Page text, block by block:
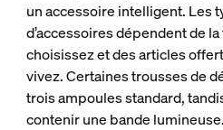
un accessoire intelligent. Les
d’accessoires dépendent de
choisissez et des articles
vivez. Certaines trousses de
trois ampoules standard,
contenir une bande